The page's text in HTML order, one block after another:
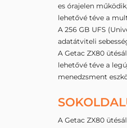
es órajelen
lehetővé téve a
A 256 GB UFS
adatátviteli
A Getac ZX80
lehetővé téve a
menedzsment
A Getac ZX80